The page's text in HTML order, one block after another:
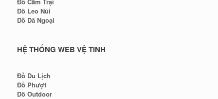
Đồ Leo Núi
Đồ Dã Ngoại
HỆ THỐNG WEB VỆ TINH
Đồ Du Lịch
Đồ Phượt
Đồ Outdoor